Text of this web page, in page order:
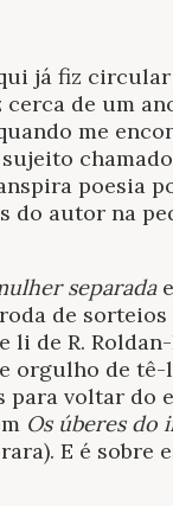
já fiz
de um
me
poesia
do autor na
separada e
de
li de R.
orgulho de
para voltar do
Os úberes do
E é sobre